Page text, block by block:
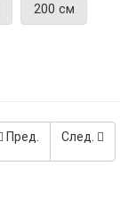
Пред. След.
200 см